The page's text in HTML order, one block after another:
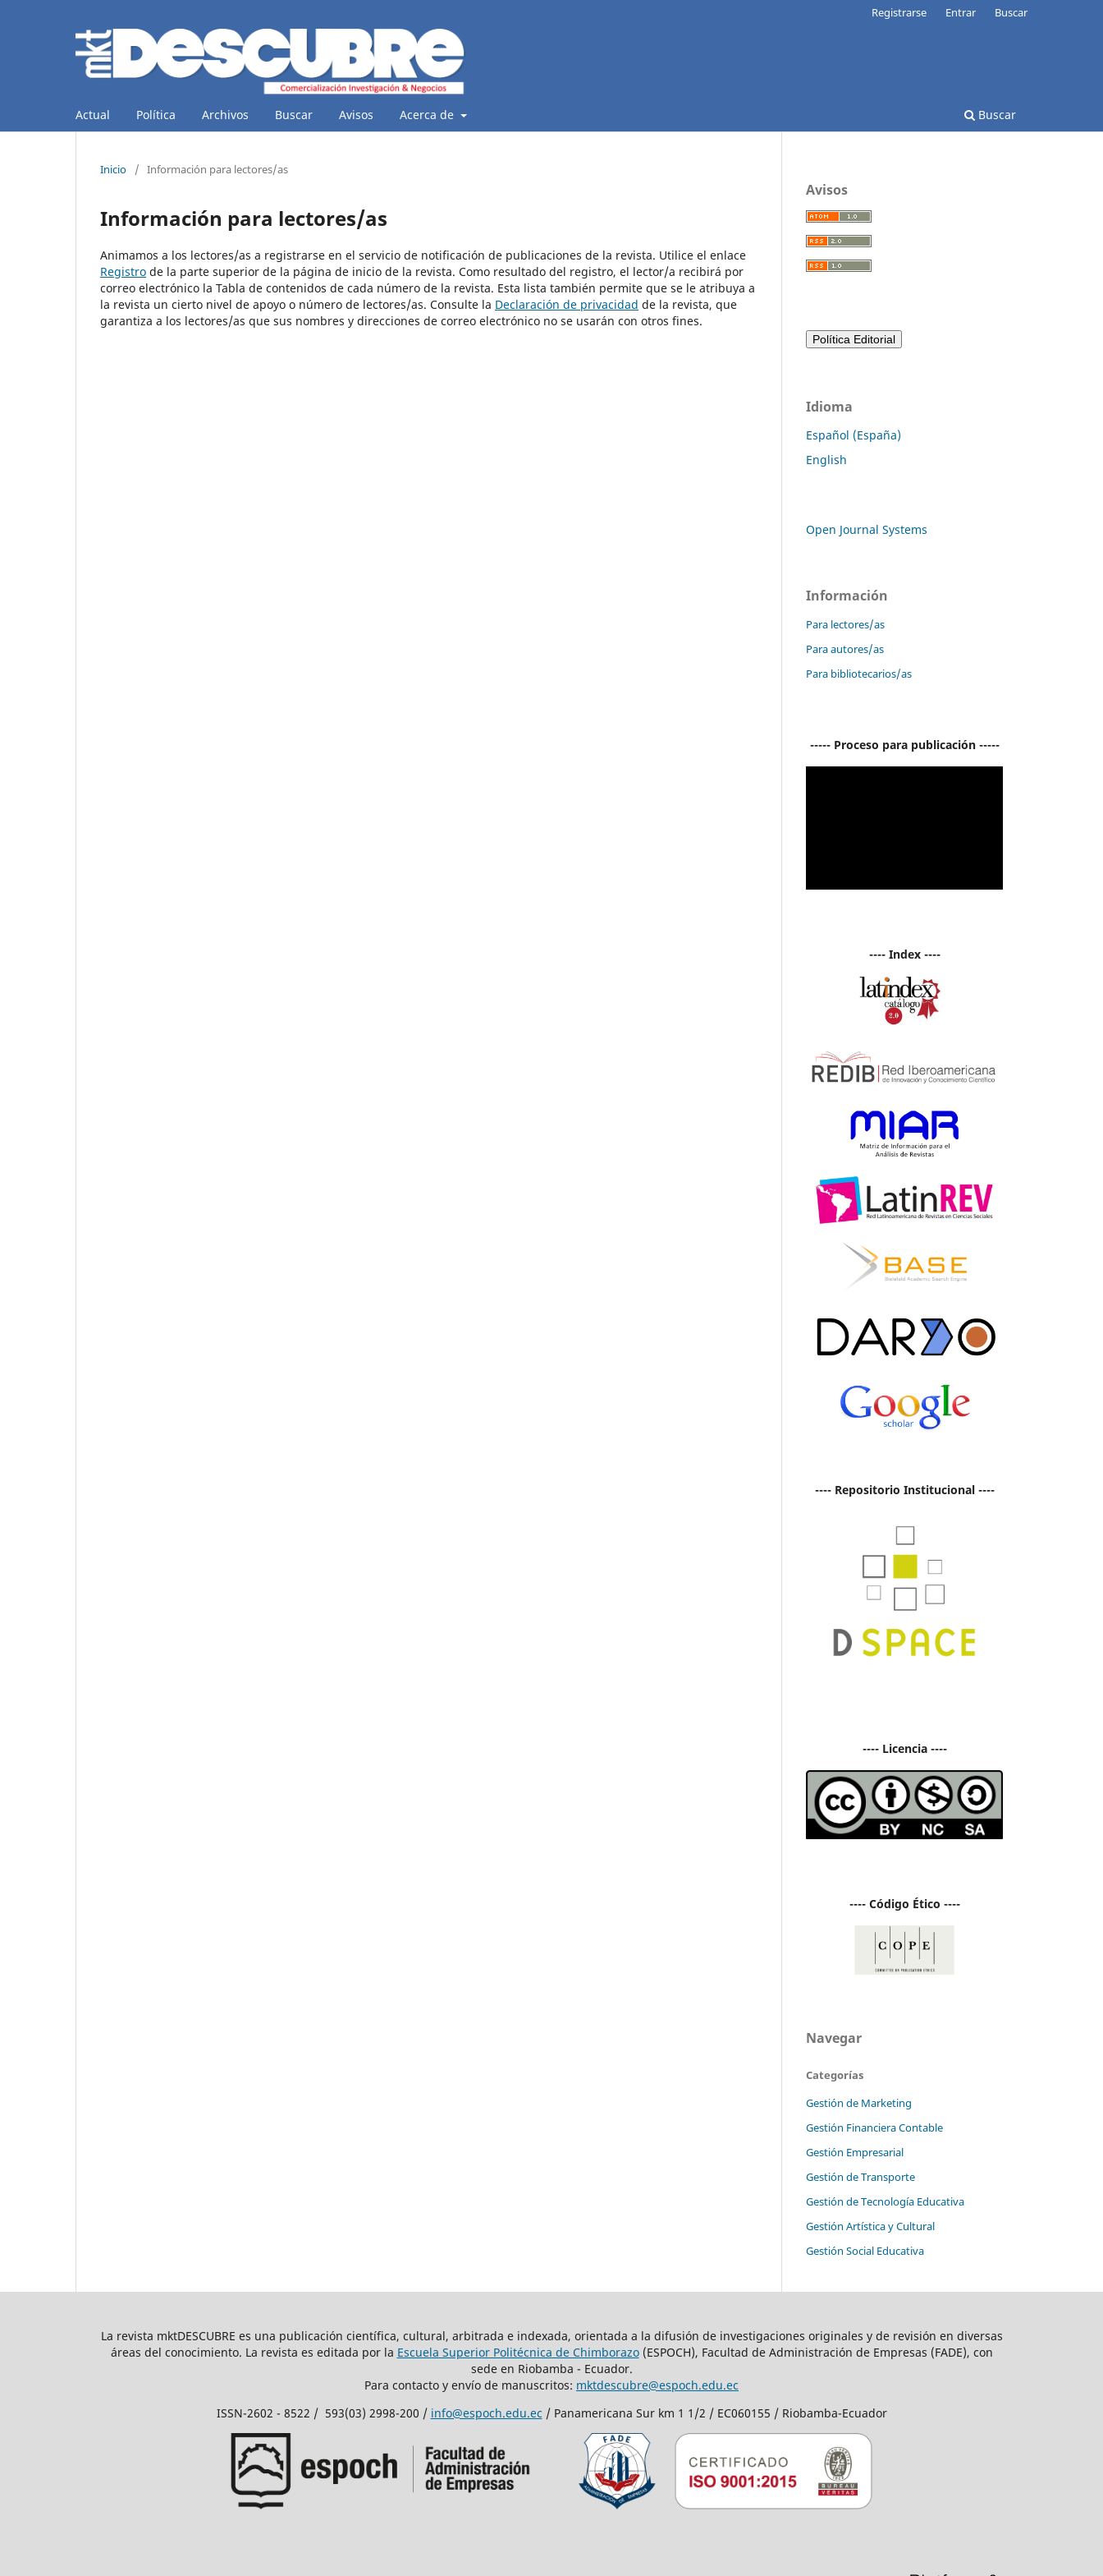
Actual Política Archivos Buscar Avisos Acerca de Buscar
Registrarse Entrar Buscar
Inicio / Información para lectores/as
Información para lectores/as
Animamos a los lectores/as a registrarse en el servicio de notificación de publicaciones de la revista. Utilice el enlace
Registro de la parte superior de la página de inicio de la revista. Como resultado del registro, el lector/a recibirá por
correo electrónico la Tabla de contenidos de cada número de la revista. Esta lista también permite que se le atribuya a
la revista un cierto nivel de apoyo o número de lectores/as. Consulte la Declaración de privacidad de la revista, que
garantiza a los lectores/as que sus nombres y direcciones de correo electrónico no se usarán con otros fines.
Avisos
Idioma
Español (España)
English
Open Journal Systems
Información
Para lectores/as
Para autores/as
Para bibliotecarios/as
----- Proceso para publicación -----
---- Index ----
---- Repositorio Institucional ----
---- Licencia ----
---- Código Ético ----
Navegar
Categorías
Gestión de Marketing
Gestión Financiera Contable
Gestión Empresarial
Gestión de Transporte
Gestión de Tecnología Educativa
Gestión Artística y Cultural
Gestión Social Educativa
La revista mktDESCUBRE es una publicación científica, cultural, arbitrada e indexada, orientada a la difusión de investigaciones originales y de revisión en diversas
áreas del conocimiento. La revista es editada por la Escuela Superior Politécnica de Chimborazo(ESPOCH), Facultad de Administración de Empresas (FADE), con
sede en Riobamba - Ecuador.
Para contacto y envío de manuscritos: mktdescubre@espoch.edu.ec
ISSN-2602 - 8522 / 593(03) 2998-200 / info@espoch.edu.ec / Panamericana Sur km 1 1/2 / EC060155 / Riobamba-Ecuador